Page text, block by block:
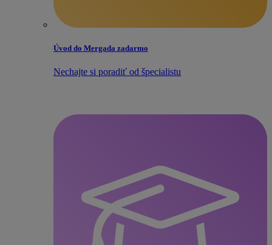
Úvod do Mergada zadarmo
Nechajte si poradiť od špecialistu